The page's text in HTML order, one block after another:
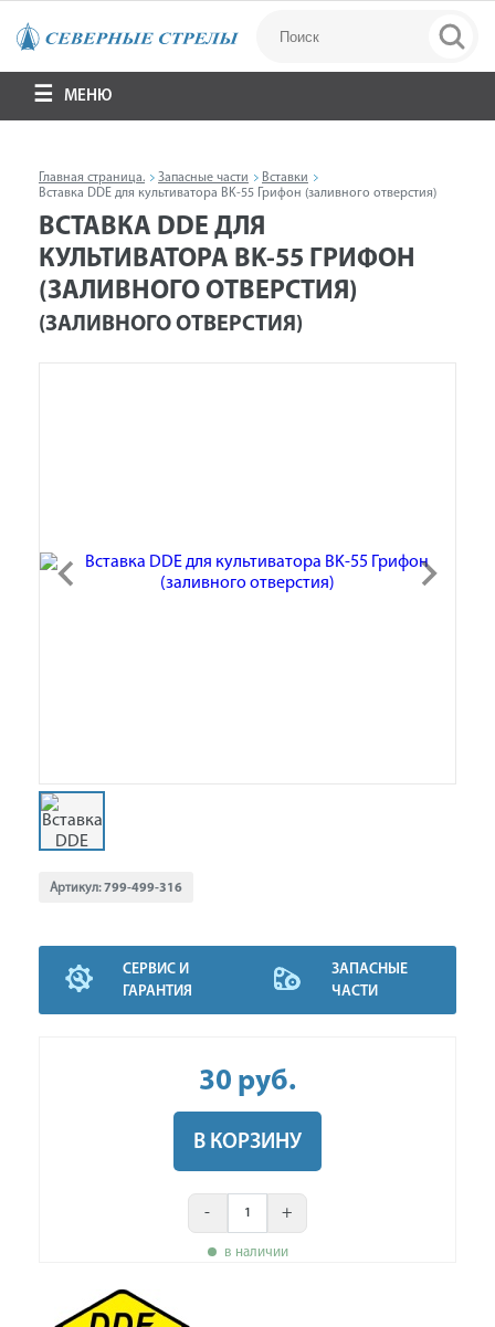
МЕНЮ
Главная страница. Запасные части
Вставки
Вставка DDE для культиватора BK-55 Грифон (заливного отверстия)
ВСТАВКА DDE ДЛЯ
КУЛЬТИВАТОРА BK-55 ГРИФОН
(ЗАЛИВНОГО ОТВЕРСТИЯ)
(ЗАЛИВНОГО ОТВЕРСТИЯ)
Артикул:799-499-316
СЕРВИС И
ГАРАНТИЯ
ЗАПАСНЫЕ
ЧАСТИ
30 руб.
В КОРЗИНУ
- +
в наличии